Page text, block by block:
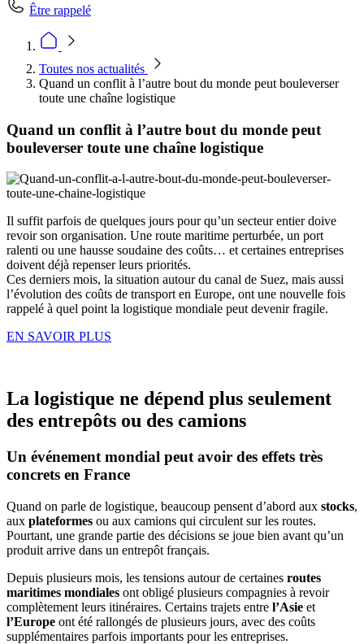
Être rappelé
Toutes nos actualités
Quand un conflit à l’autre bout du monde peut bouleverser
toute une chaîne logistique
Quand un conflit à l’autre bout du monde peut
bouleverser toute une chaîne logistique
Il suffit parfois de quelques jours pour qu’un secteur entier doive
revoir son organisation. Une route maritime perturbée, un port
ralenti ou une hausse soudaine des coûts… et certaines entreprises
doivent déjà repenser leurs priorités.
Ces derniers mois, la situation autour du canal de Suez, mais aussi
l’évolution des coûts de transport en Europe, ont une nouvelle fois
rappelé à quel point la logistique mondiale peut devenir fragile.
EN SAVOIR PLUS
La logistique ne dépend plus seulement
des entrepôts ou des camions
Un événement mondial peut avoir des effets très
concrets en France
Quand on parle de logistique, beaucoup pensent d’abord aux stocks,
aux plateformes ou aux camions qui circulent sur les routes.
Pourtant, une grande partie des décisions se joue bien avant qu’un
produit arrive dans un entrepôt français.
Depuis plusieurs mois, les tensions autour de certaines routes
maritimes mondiales ont obligé plusieurs compagnies à revoir
complètement leurs itinéraires. Certains trajets entre l’Asie et
l’Europe ont été rallongés de plusieurs jours, avec des coûts
supplémentaires parfois importants pour les entreprises.